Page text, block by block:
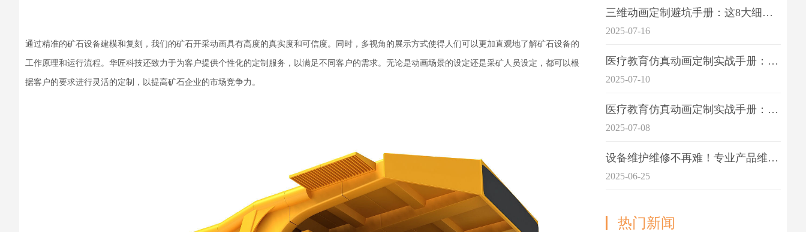
通过精准的矿石设备建模和复刻，我们的矿石开采动画具有高度的真实度和可信度。同时，多视角的展示方式使得人们可以更加直观地了解矿石设备的
工作原理和运行流程。华匠科技还致力于为客户提供个性化的定制服务，以满足不同客户的需求。无论是动画场景的设定还是采矿人员设定，都可以根
据客户的要求进行灵活的定制，以提高矿石企业的市场竞争力。
三维动画定制避坑手册：这8大细节重点关注
2025-07-16
医疗教育仿真动画定制实战手册：击破传统医学教育7大痛点
2025-07-10
医疗教育仿真动画定制实战手册：解决传统教学的7大痛点
2025-07-08
设备维护维修不再难！专业产品维护三维动画演示定制指南
2025-06-25
热门新闻